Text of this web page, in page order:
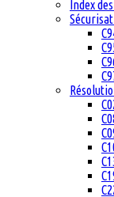
Index